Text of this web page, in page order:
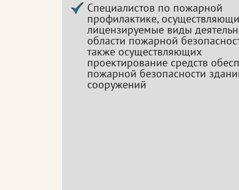
Специалистов по пожарной
профилактике,
лицензируемые виды
области пожарной
также осуществляющих
проектирование средств
пожарной безопасности
сооружений